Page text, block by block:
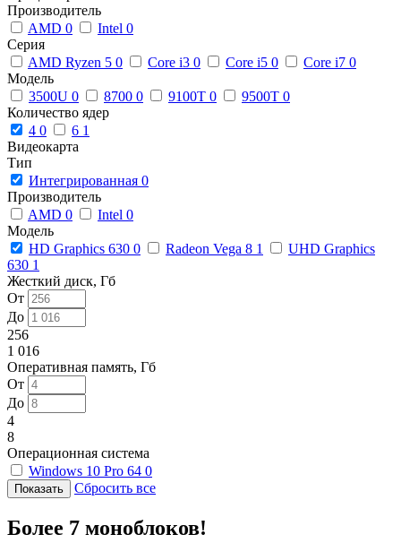
Производитель
AMD 0 Intel 0
Серия
AMD Ryzen 5 0 Core i3 0 Core i5 0 Core i7 0
Модель
3500U 0 8700 0 9100T 0 9500T 0
Количество ядер
4 0 6 1
Видеокарта
Тип
Интегрированная 0
Производитель
AMD 0 Intel 0
Модель
HD Graphics 630 0 Radeon Vega 8 1
UHD Graphics
630 1
Жесткий диск, Гб
От
До
256
1 016
Оперативная память, Гб
От
До
4
8
Операционная система
Windows 10 Pro 64 0
Сбросить все
Более 7 моноблоков!